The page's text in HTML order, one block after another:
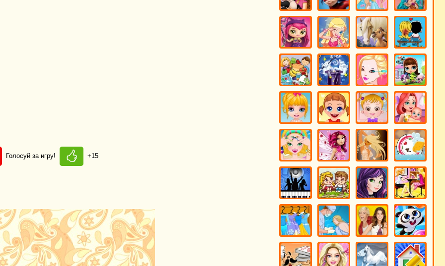
Голосуй за игру! +15